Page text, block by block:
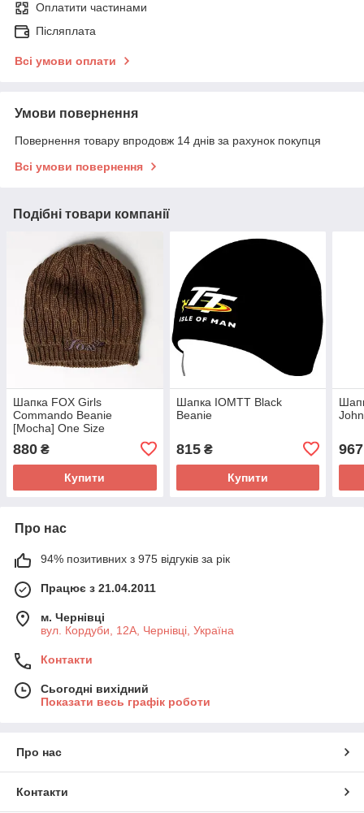
Оплатити частинами
Післяплата
Всі умови оплати
Умови повернення
Повернення товару впродовж 14 днів за рахунок покупця
Всі умови повернення
Подібні товари компанії
Шапка FOX Girls
Commando Beanie
[Mocha] One Size
880 ₴
Купити
Шапка IOMTT Black
Beanie
815₴
Купити
967
Про нас
94% позитивних з 975 відгуків за рік
Працює з 21.04.2011
м. Чернівці
вул. Кордуби, 12А, Чернівці, Україна
Контакти
Сьогодні вихідний
Показати весь графік роботи
Про нас
Контакти